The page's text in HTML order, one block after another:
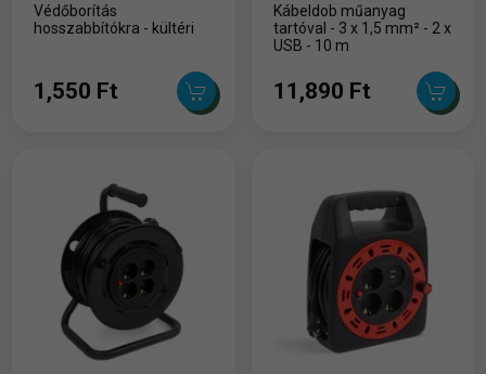
Védőborítás
hosszabbítókra - kültéri
1,550 Ft
Kábeldob műanyag
tartóval - 3 x 1,5 mm² - 2 x
USB - 10 m
11,890 Ft